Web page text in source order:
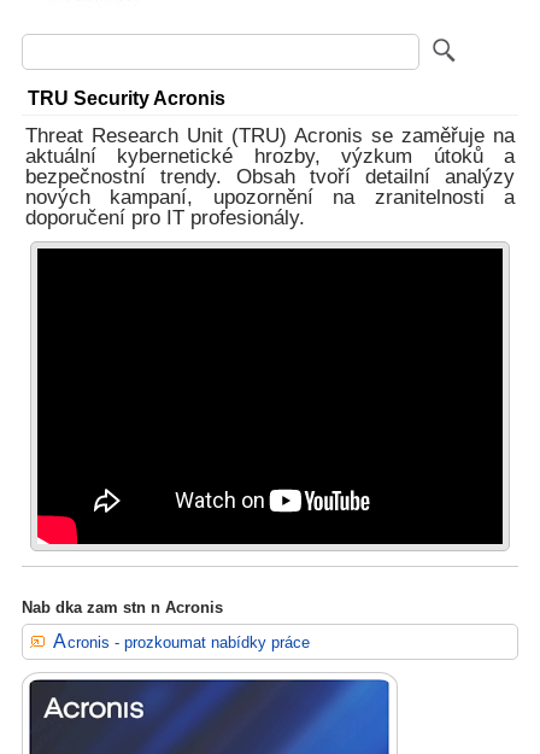
TRU Security Acronis
Threat Research Unit (TRU) Acronis se zaměřuje na
aktuální kybernetické hrozby, výzkum útoků a
bezpečnostní trendy. Obsah tvoří detailní analýzy
nových kampaní, upozornění na zranitelnosti a
doporučení pro IT profesionály.
Nab dka zam stn n Acronis
Acronis - prozkoumat nabídky práce